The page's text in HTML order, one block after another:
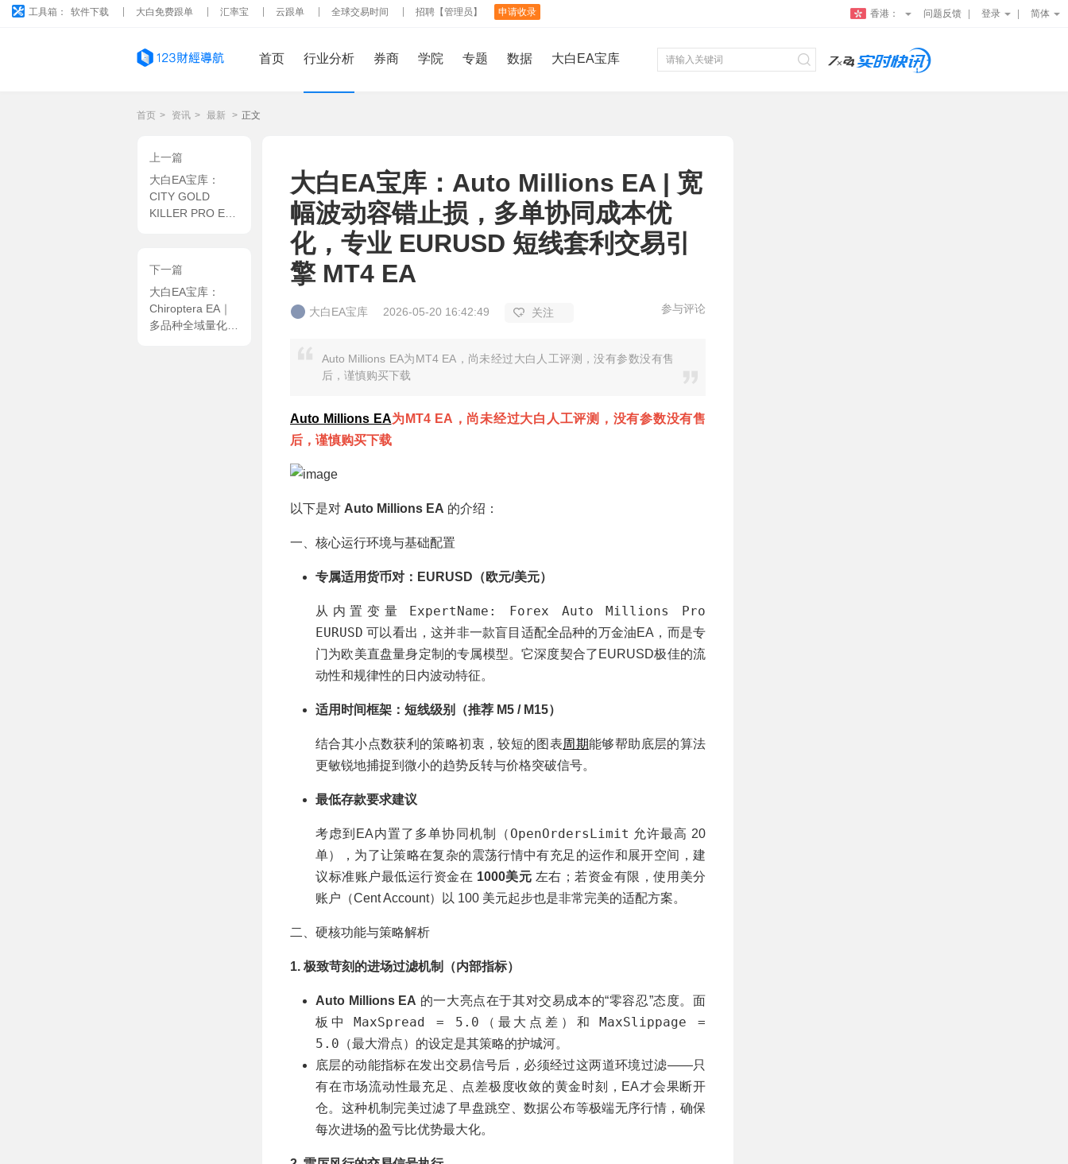
工具箱： 软件下载 大白免费跟单 汇率宝 云跟单 全球交易时间 招聘【管理员】 申请收录 香港： 问题反馈 登录 简体
首页 行业分析 券商 学院 专题 数据 大白EA宝库
首页 > 资讯 > 最新 > 正文
上一篇
大白EA宝库：
CITY GOLD
KILLER PRO EA
场动能研判 + 三
策略 MT5 EA
下一篇
大白EA宝库：
Chiroptera EA｜
多品种全域量化系
大白EA宝库：Auto Millions EA | 宽
幅波动容错止损，多单协同成本优
化，专业 EURUSD 短线套利交易引
擎 MT4 EA
大白EA宝库 2026-05-20 16:42:49 关注 参与评论
Auto Millions EA为MT4 EA，尚未经过大白人工评测，没有参数没有售
后，谨慎购买下载
Auto Millions EA为MT4 EA，尚未经过大白人工评测，没有参数没有售
后，谨慎购买下载
以下是对 Auto Millions EA 的介绍：
一、核心运行环境与基础配置
专属适用货币对：EURUSD（欧元/美元）
从内置变量 ExpertName: Forex Auto Millions Pro
EURUSD 可以看出，这并非一款盲目适配全品种的万金油EA，而是专
门为欧美直盘量身定制的专属模型。它深度契合了EURUSD极佳的流
动性和规律性的日内波动特征。
适用时间框架：短线级别（推荐 M5 / M15）
结合其小点数获利的策略初衷，较短的图表周期能够帮助底层的算法
更敏锐地捕捉到微小的趋势反转与价格突破信号。
最低存款要求建议
考虑到EA内置了多单协同机制（ OpenOrdersLimit 允许最高 20
单），为了让策略在复杂的震荡行情中有充足的运作和展开空间，建
议标准账户最低运行资金在 1000美元 左右；若资金有限，使用美分
账户（Cent Account）以 100 美元起步也是非常完美的适配方案。
二、硬核功能与策略解析
1. 极致苛刻的进场过滤机制（内部指标）
Auto Millions EA 的一大亮点在于其对交易成本的“零容忍”态度。面
板中 MaxSpread = 5.0 （最大点差）和 MaxSlippage =
5.0 （最大滑点）的设定是其策略的护城河。
底层的动能指标在发出交易信号后，必须经过这两道环境过滤——只
有在市场流动性最充足、点差极度收敛的黄金时刻，EA才会果断开
仓。这种机制完美过滤了早盘跳空、数据公布等极端无序行情，确保
每次进场的盈亏比优势最大化。